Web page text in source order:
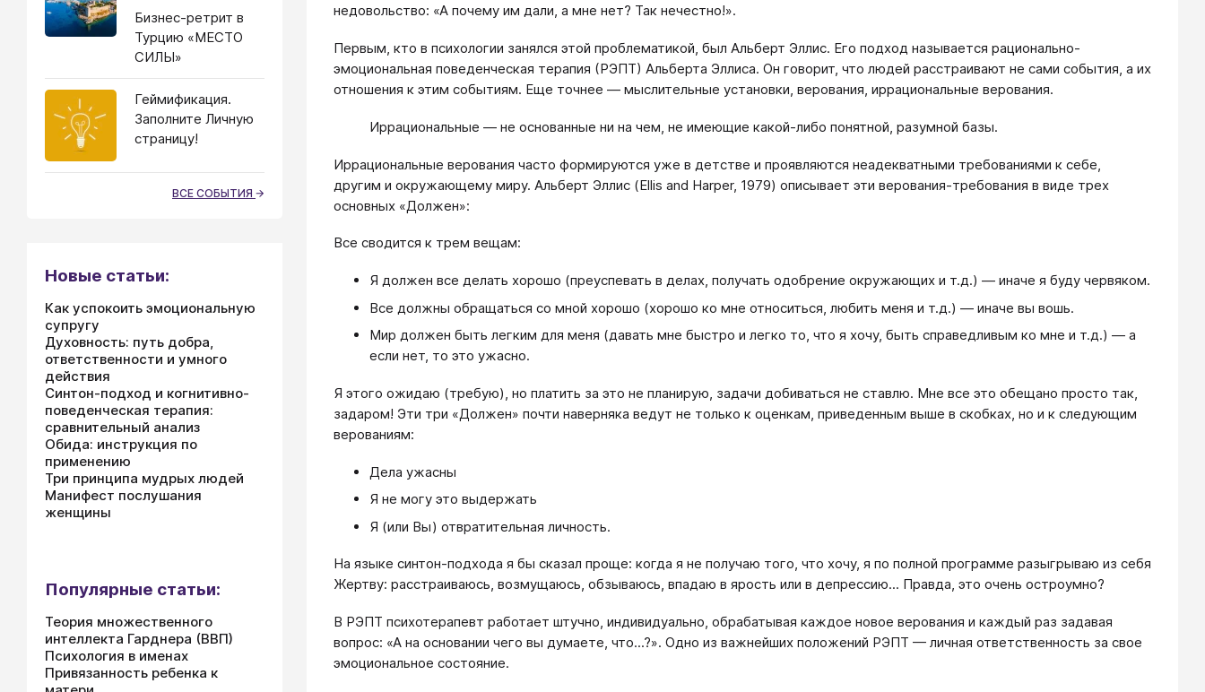
недовольство: «А почему им дали, а мне нет? Так нечестно!».
Первым, кто в психологии занялся этой проблематикой, был Альберт Эллис. Его подход называется рационально-
эмоциональная поведенческая терапия (РЭПТ) Альберта Эллиса. Он говорит, что людей расстраивают не сами события, а их
отношения к этим событиям. Еще точнее — мыслительные установки, верования, иррациональные верования.
Иррациональные — не основанные ни на чем, не имеющие какой-либо понятной, разумной базы.
Иррациональные верования часто формируются уже в детстве и проявляются неадекватными требованиями к себе,
другим и окружающему миру. Альберт Эллис (Ellis and Harper, 1979) описывает эти верования-требования в виде трех
основных «Должен»:
Все сводится к трем вещам:
Я должен все делать хорошо (преуспевать в делах, получать одобрение окружающих и т.д.) — иначе я буду червяком.
Все должны обращаться со мной хорошо (хорошо ко мне относиться, любить меня и т.д.) — иначе вы вошь.
Мир должен быть легким для меня (давать мне быстро и легко то, что я хочу, быть справедливым ко мне и т.д.) — а
если нет, то это ужасно.
Я этого ожидаю (требую), но платить за это не планирую, задачи добиваться не ставлю. Мне все это обещано просто так,
задаром! Эти три «Должен» почти наверняка ведут не только к оценкам, приведенным выше в скобках, но и к следующим
верованиям:
Дела ужасны
Я не могу это выдержать
Я (или Вы) отвратительная личность.
На языке синтон-подхода я бы сказал проще: когда я не получаю того, что хочу, я по полной программе разыгрываю из себя
Жертву: расстраиваюсь, возмущаюсь, обзываюсь, впадаю в ярость или в депрессию... Правда, это очень остроумно?
В РЭПТ психотерапевт работает штучно, индивидуально, обрабатывая каждое новое верования и каждый раз задавая
вопрос: «А на основании чего вы думаете, что...?». Одно из важнейших положений РЭПТ — личная ответственность за свое
эмоциональное состояние.
Бизнес-ретрит в
Турцию «МЕСТО
СИЛЫ»
Геймификация.
Заполните Личную
страницу!
ВСЕ СОБЫТИЯ
Новые статьи:
Как успокоить эмоциональную
супругу
Духовность: путь добра,
ответственности и умного
действия
Синтон-подход и когнитивно-
поведенческая терапия:
сравнительный анализ
Обида: инструкция по
применению
Три принципа мудрых людей
Манифест послушания
женщины
Популярные статьи:
Теория множественного
интеллекта Гарднера (ВВП)
Психология в именах
Привязанность ребенка к